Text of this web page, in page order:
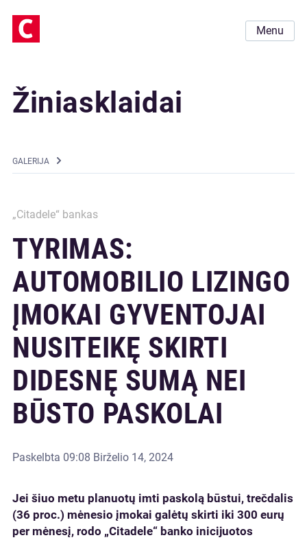
Menu
Žiniasklaidai
GALERIJA
„Citadele“ bankas
TYRIMAS:
AUTOMOBILIO LIZINGO
ĮMOKAI GYVENTOJAI
NUSITEIKĘ SKIRTI
DIDESNĘ SUMĄ NEI
BŪSTO PASKOLAI
Paskelbta 09:08 Birželio 14, 2024
Jei šiuo metu planuotų imti paskolą būstui, trečdalis
(36 proc.) mėnesio įmokai galėtų skirti iki 300 eurų
per mėnesį, rodo „Citadele“ banko inicijuotos